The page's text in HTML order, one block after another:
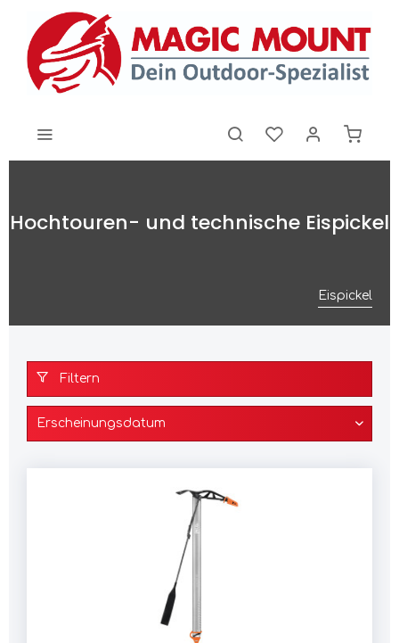
Hochtouren- und technische Eispickel
Eispickel
Filtern